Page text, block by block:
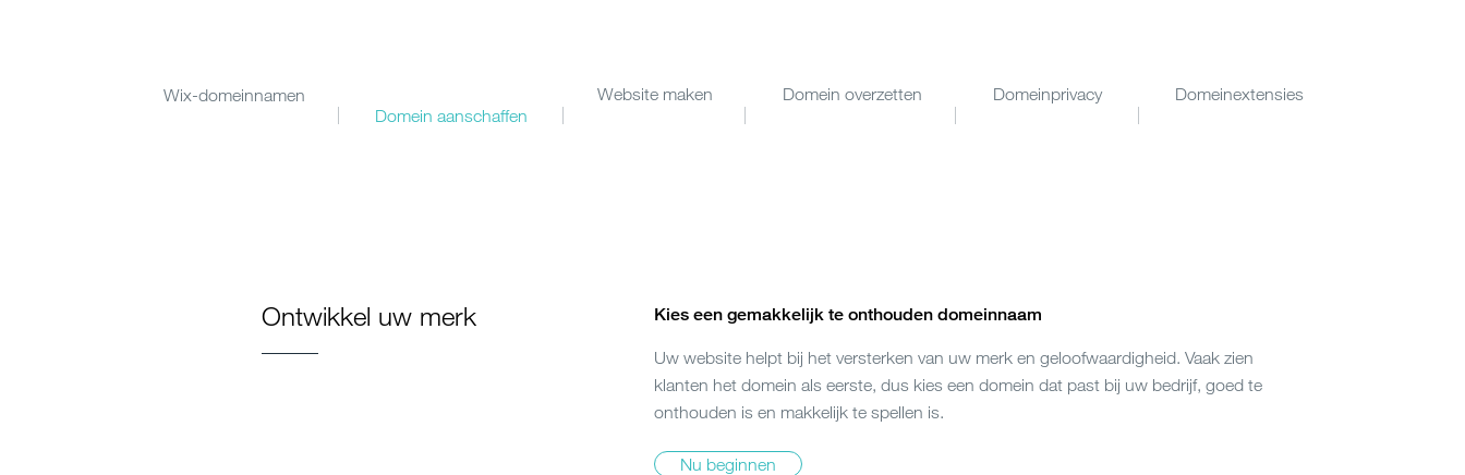
Website maken Domein overzetten Domeinprivacy Domeinextensies
Wix-domeinnamen
Domein aanschaffen
Ontwikkel uw merk Kies een gemakkelijk te onthouden domeinnaam
Uw website helpt bij het versterken van uw merk en geloofwaardigheid. Vaak zien
klanten het domein als eerste, dus kies een domein dat past bij uw bedrijf, goed te
onthouden is en makkelijk te spellen is.
Nu beginnen